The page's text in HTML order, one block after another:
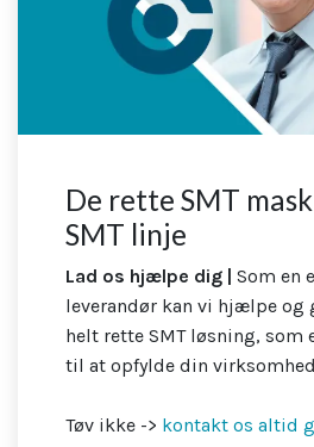
De rette SMT
SMT linje
Lad os hjælpe dig | Som en
leverandør kan vi hjælpe
helt rette SMT løsning, som
til at opfylde din
Tøv ikke -> kontakt os altid